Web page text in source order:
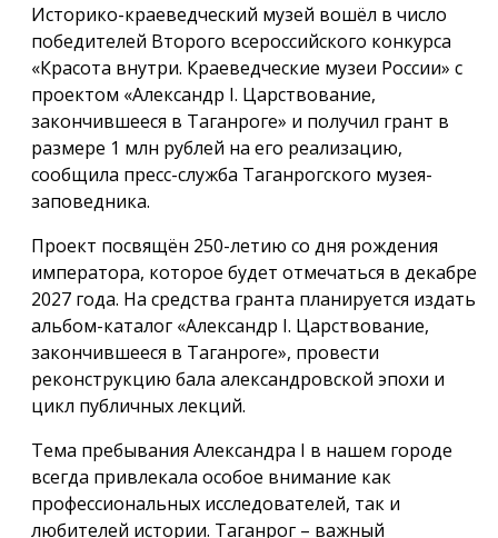
Историко-краеведческий музей вошёл в число
победителей Второго всероссийского конкурса
«Красота внутри. Краеведческие музеи России» с
проектом «Александр I. Царствование,
закончившееся в Таганроге» и получил грант в
размере 1 млн рублей на его реализацию,
сообщила пресс-служба Таганрогского музея-
заповедника.
Проект посвящён 250-летию со дня рождения
императора, которое будет отмечаться в декабре
2027 года. На средства гранта планируется издать
альбом-каталог «Александр I. Царствование,
закончившееся в Таганроге», провести
реконструкцию бала александровской эпохи и
цикл публичных лекций.
Тема пребывания Александра I в нашем городе
всегда привлекала особое внимание как
профессиональных исследователей, так и
любителей истории. Таганрог – важный